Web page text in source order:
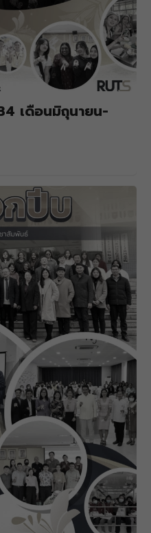
เดือนมิถุนายน-